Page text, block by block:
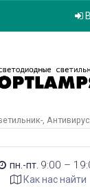
пн.-пт. 9:00 –
Как нас найти